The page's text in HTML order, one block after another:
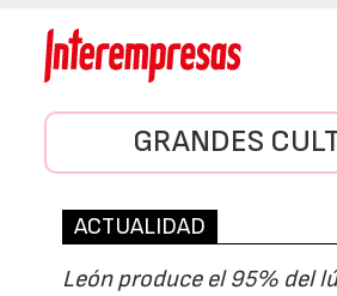
GRANDES
ACTUALIDAD
León produce el 95% del